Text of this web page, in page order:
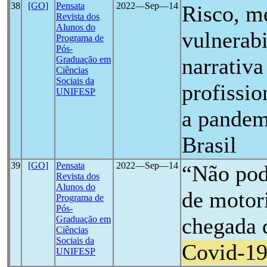
38 [GO]
Pensata
Revista dos
Alunos do
Programa de
Pós-
Graduação em
Ciências
Sociais da
UNIFESP
2022―Sep―14 Risco,
a
Brasil
39 [GO]
Pensata
Revista dos
Alunos do
Programa de
Pós-
Graduação em
Ciências
Sociais da
UNIFESP
2022―Sep―14 “Não
de
chegada
Covid-19